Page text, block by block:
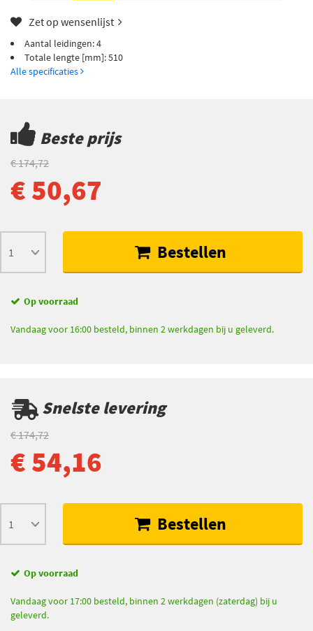
Zet op wensenlijst
Aantal leidingen: 4
Totale lengte [mm]: 510
Alle specificaties
Beste prijs
€ 174,72
€ 50,67
Bestellen
Op voorraad
Vandaag voor 16:00 besteld, binnen 2 werkdagen bij u geleverd.
Snelste levering
€ 174,72
€ 54,16
Bestellen
Op voorraad
Vandaag voor 17:00 besteld, binnen 2 werkdagen (zaterdag) bij u
geleverd.